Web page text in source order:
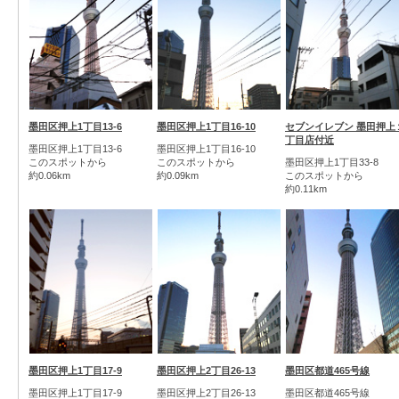
墨田区押上1丁目13-6
墨田区押上1丁目13-6
このスポットから
約0.06km
墨田区押上1丁目16-10
墨田区押上1丁目16-10
このスポットから
約0.09km
セブンイレブン 墨田押上
丁目店付近
墨田区押上1丁目33-8
このスポットから
約0.11km
墨田区押上1丁目17-9
墨田区押上1丁目17-9
墨田区押上2丁目26-13
墨田区押上2丁目26-13
墨田区都道465号線
墨田区都道465号線